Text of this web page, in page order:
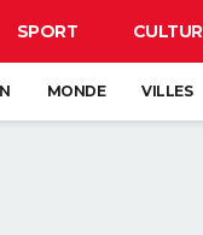
SPORT
MONDE VILLES